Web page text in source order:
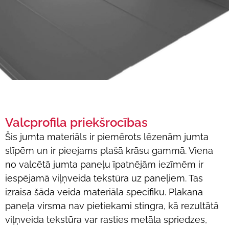
Valcprofila priekšrocības
Šis jumta materiāls ir piemērots lēzenām jumta
slīpēm un ir pieejams plašā krāsu gammā. Viena
no valcētā jumta paneļu īpatnējām iezīmēm ir
iespējamā viļņveida tekstūra uz paneļiem. Tas
izraisa šāda veida materiāla specifiku. Plakana
paneļa virsma nav pietiekami stingra, kā rezultātā
viļņveida tekstūra var rasties metāla spriedzes,